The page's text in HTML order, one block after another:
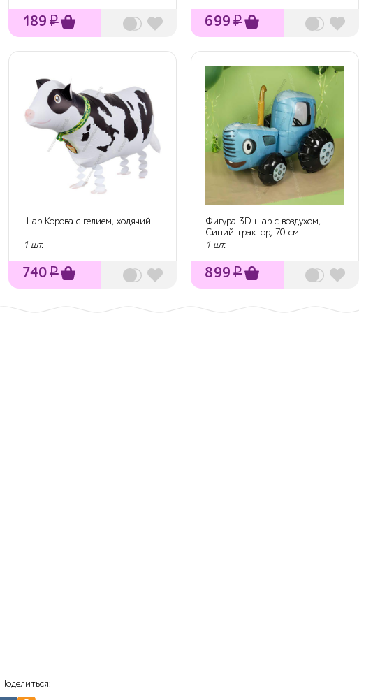
189 ₽ 699 ₽
Шар Корова с гелием, ходячий
1 шт.
740₽
Фигура 3D шар с воздухом,
Синий трактор, 70 см.
1 шт.
899 ₽
Поделиться: